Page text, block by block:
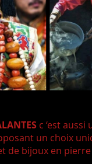
c ‘est aussi
un choix
de bijoux en